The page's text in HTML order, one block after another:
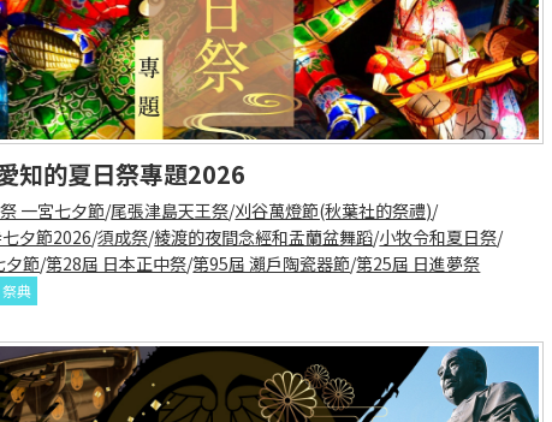
知的夏日祭專題2026
一宮七夕節/尾張津島天王祭/刈谷萬燈節(秋葉社的祭禮)/
夕節2026/須成祭/綾渡的夜間念經和盂蘭盆舞蹈/小牧令和夏日祭/
夕節/第28屆 日本正中祭/第95屆 瀨戶陶瓷器節/第25屆 日進夢祭
祭典